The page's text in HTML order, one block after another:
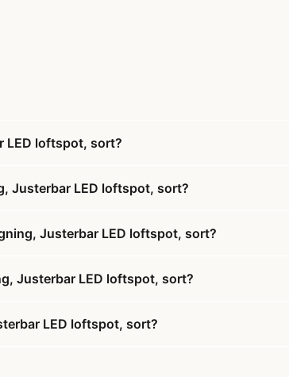
LED loftspot, sort?
Justerbar LED loftspot, sort?
Justerbar LED loftspot, sort?
Justerbar LED loftspot, sort?
LED loftspot, sort?